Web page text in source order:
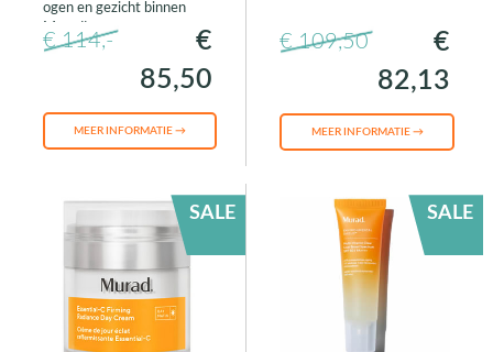
ogen en gezicht binnen
€ 114,-
€
85,50
MEER INFORMATIE →
€ 109,50
€
82,13
MEER INFORMATIE →
SALE SALE